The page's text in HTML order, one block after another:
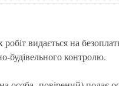
видається на
будівельного контролю.